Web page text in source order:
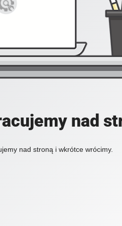
nad
nad stroną i wkrótce wrócimy.